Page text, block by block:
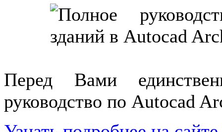
Перед Вами
руководство по Autocad